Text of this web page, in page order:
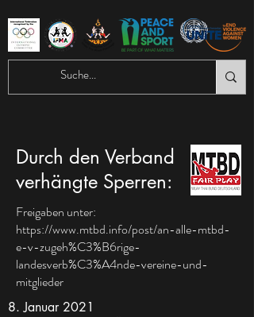
Durch den Verband
verhängte Sperren:
Freigaben unter:
https://www.mtbd.info/post/an-alle-mtbd-
e-v-zugeh%C3%B6rige-
landesverb%C3%A4nde-vereine-und-
mitglieder
8. Januar 2021